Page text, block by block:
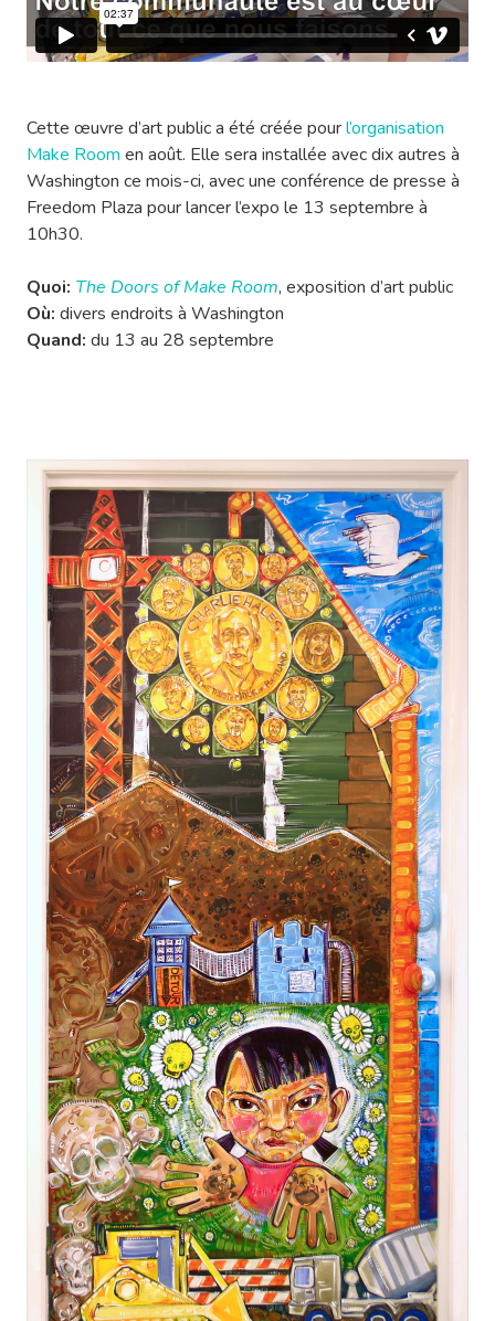
Cette œuvre d’art public a été créée pourl’organisation
Make Room en août. Elle sera installée avec dix autres à
Washington ce mois-ci, avec une conférence de presse à
Freedom Plaza pour lancer l’expo le 13 septembre à
10h30.
Quoi: The Doors of Make Room, exposition d’art public
Où: divers endroits à Washington
Quand: du 13 au 28 septembre